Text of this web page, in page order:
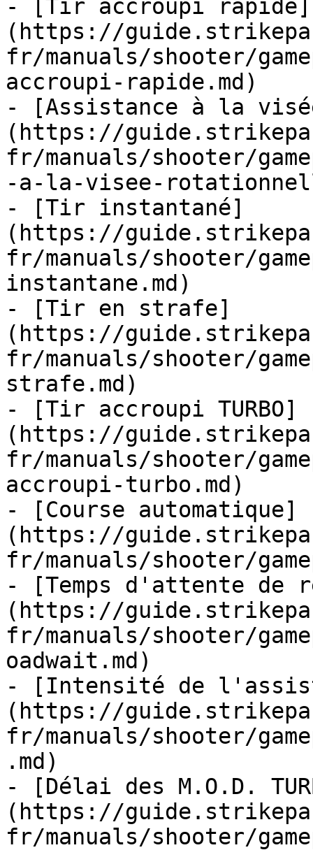
- [Tir accroupi rapide]
(https://
fr/manuals/shooter/
accroupi-rapide.md)
- [Assistance à la
(https://
fr/manuals/shooter/
-a-la-visee-
- [Tir instantané]
(https://
fr/manuals/shooter/
instantane.md)
- [Tir en strafe]
(https://
fr/manuals/shooter/
strafe.md)
- [Tir accroupi TURBO]
(https://
fr/manuals/shooter/
accroupi-turbo.md)
- [Course automatique]
(https://
fr/manuals/shooter/
- [Temps d'attente de
(https://
fr/manuals/shooter/
oadwait.md)
- [Intensité de
(https://
fr/manuals/shooter/
.md)
- [Délai des M.O.D.
(https://
fr/manuals/shooter/